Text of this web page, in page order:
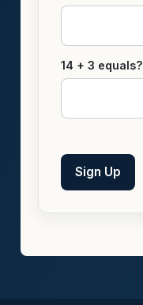
14 + 3 equals?
No val